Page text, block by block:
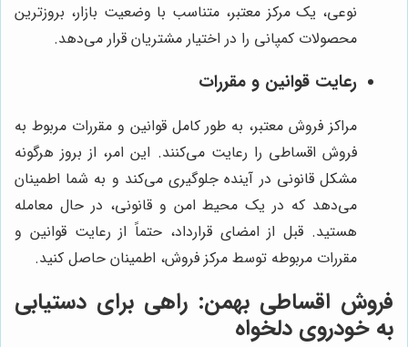
نوعی، یک مرکز معتبر، متناسب با وضعیت بازار، بروزترین
محصولات کمپانی را در اختیار مشتریان قرار می‌دهد.
رعایت قوانین و مقررات
مراکز فروش معتبر، به طور کامل قوانین و مقررات مربوط به
فروش اقساطی را رعایت می‌کنند. این امر، از بروز هرگونه
مشکل قانونی در آینده جلوگیری می‌کند و به شما اطمینان
می‌دهد که در یک محیط امن و قانونی، در حال معامله
هستید. قبل از امضای قرارداد، حتماً از رعایت قوانین و
مقررات مربوطه توسط مرکز فروش، اطمینان حاصل کنید.
فروش اقساطی بهمن: راهی برای دستیابی
به خودروی دلخواه